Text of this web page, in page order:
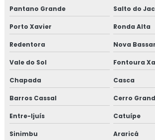
Lareira a lenha de canto
Lareira metálica de canto
Lareira moderna de canto
Porta basculante 80x120
Porta basculante 90x120
Porta de correr quadriculada 1 folha
Pantano Grande Salto do
Porto Xavier Ronda Alta
Redentora Nova
Vale do Sol Fontoura
Chapada Casca
Barros Cassal Cerro
Entre-Ijuís Catuípe
Sinimbu Araricá